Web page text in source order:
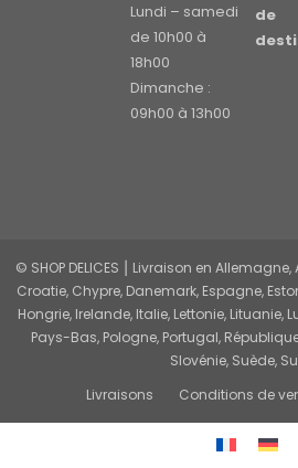
Lundi – samedi
de 10h00 à
18h00
Dimanche :
09h00 à 13h00
de
© SHOP DELICES ⎮ Livraison en
Croatie, Chypre, Danemark, Espagne,
Hongrie, Irelande, Italie, Lettonie, Lituanie,
Pays-Bas, Pologne, Portugal,
Slovénie, Suède,
Livraisons
Conditions de